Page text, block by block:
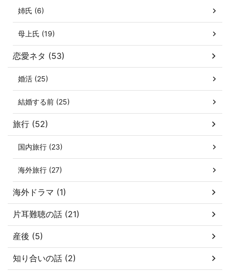
姉氏 (6)
母上氏 (19)
恋愛ネタ (53)
婚活 (25)
結婚する前 (25)
旅行 (52)
国内旅行 (23)
海外旅行 (27)
海外ドラマ (1)
片耳難聴の話 (21)
産後 (5)
知り合いの話 (2)